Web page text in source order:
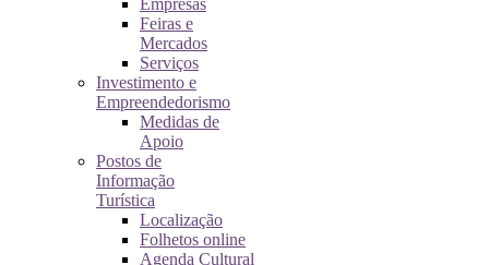
Empresas
Feiras e
Mercados
Serviços
Investimento e
Empreendedorismo
Medidas de
Apoio
Postos de
Informação
Turística
Localização
Folhetos online
Agenda Cultural